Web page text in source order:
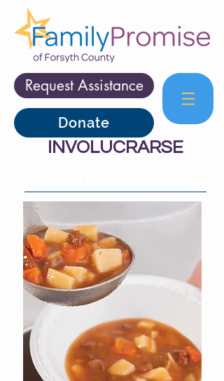
Request Assistance
Donate
INVOLUCRARSE